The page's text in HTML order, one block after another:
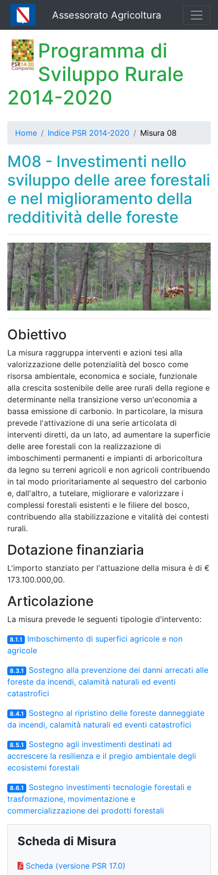
Assessorato Agricoltura
Programma di
Sviluppo Rurale
2014-2020
Home Indice PSR 2014-2020 Misura 08
M08 - Investimenti nello
sviluppo delle aree forestali
e nel miglioramento della
redditività delle foreste
Obiettivo
La misura raggruppa interventi e azioni tesi alla
valorizzazione delle potenzialità del bosco come
risorsa ambientale, economica e sociale, funzionale
alla crescita sostenibile delle aree rurali della regione e
determinante nella transizione verso un'economia a
bassa emissione di carbonio. In particolare, la misura
prevede l'attivazione di una serie articolata di
interventi diretti, da un lato, ad aumentare la superficie
delle aree forestali con la realizzazione di
imboschimenti permanenti e impianti di arboricoltura
da legno su terreni agricoli e non agricoli contribuendo
in tal modo prioritariamente al sequestro del carbonio
e, dall'altro, a tutelare, migliorare e valorizzare i
complessi forestali esistenti e le filiere del bosco,
contribuendo alla stabilizzazione e vitalità dei contesti
rurali.
Dotazione finanziaria
L'importo stanziato per l'attuazione della misura è di €
173.100.000,00.
Articolazione
La misura prevede le seguenti tipologie d'intervento:
8.1.1
Imboschimento di superfici agricole e non
agricole
8.3.1
Sostegno alla prevenzione dei danni arrecati alle
foreste da incendi, calamità naturali ed eventi
catastrofici
8.4.1
Sostegno al ripristino delle foreste danneggiate
da incendi, calamità naturali ed eventi catastrofici
8.5.1
Sostegno agli investimenti destinati ad
accrescere la resilienza e il pregio ambientale degli
ecosistemi forestali
8.6.1
Sostegno investimenti tecnologie forestali e
trasformazione, movimentazione e
commercializzazione dei prodotti forestali
Scheda di Misura
Scheda (versione PSR 17.0)